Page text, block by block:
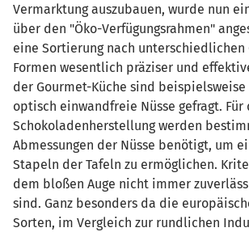
Vermarktung auszubauen, wurde nun
über den "Öko-Verfügungsrahmen"
eine Sortierung nach unterschiedlichen
Formen wesentlich präziser und
der Gourmet-Küche sind beispielsweise
optisch einwandfreie Nüsse gefragt. Für
Schokoladenherstellung werden
Abmessungen der Nüsse benötigt, um
Stapeln der Tafeln zu ermöglichen.
dem bloßen Auge nicht immer
sind. Ganz besonders da die
Sorten, im Vergleich zur rundlichen